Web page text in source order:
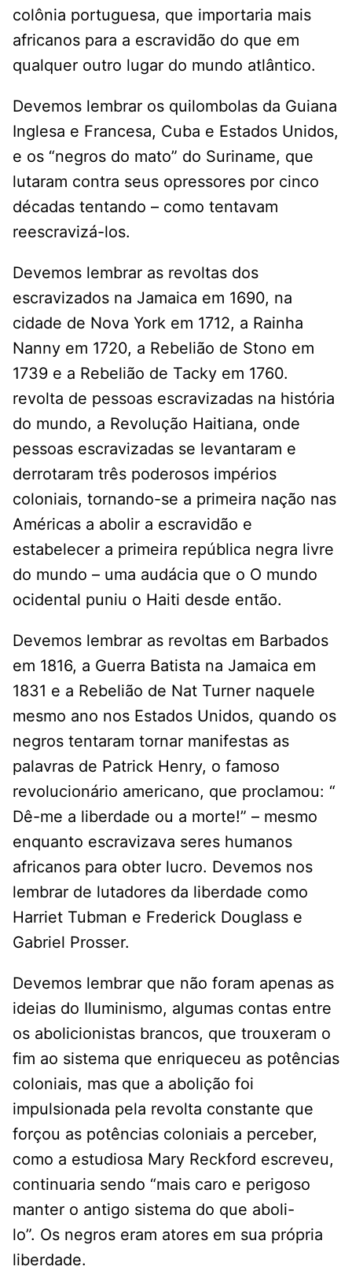
colônia portuguesa, que importaria mais
africanos para a escravidão do que em
qualquer outro lugar do mundo atlântico.
Devemos lembrar os quilombolas da Guiana
Inglesa e Francesa, Cuba e Estados Unidos,
e os “negros do mato” do Suriname, que
lutaram contra seus opressores por cinco
décadas tentando – como tentavam
reescravizá-los.
Devemos lembrar as revoltas dos
escravizados na Jamaica em 1690, na
cidade de Nova York em 1712, a Rainha
Nanny em 1720, a Rebelião de Stono em
1739 e a Rebelião de Tacky em 1760.
revolta de pessoas escravizadas na história
do mundo, a Revolução Haitiana, onde
pessoas escravizadas se levantaram e
derrotaram três poderosos impérios
coloniais, tornando-se a primeira nação nas
Américas a abolir a escravidão e
estabelecer a primeira república negra livre
do mundo – uma audácia que o O mundo
ocidental puniu o Haiti desde então.
Devemos lembrar as revoltas em Barbados
em 1816, a Guerra Batista na Jamaica em
1831 e a Rebelião de Nat Turner naquele
mesmo ano nos Estados Unidos, quando os
negros tentaram tornar manifestas as
palavras de Patrick Henry, o famoso
revolucionário americano, que proclamou: “
Dê-me a liberdade ou a morte!” – mesmo
enquanto escravizava seres humanos
africanos para obter lucro. Devemos nos
lembrar de lutadores da liberdade como
Harriet Tubman e Frederick Douglass e
Gabriel Prosser.
Devemos lembrar que não foram apenas as
ideias do Iluminismo, algumas contas entre
os abolicionistas brancos, que trouxeram o
fim ao sistema que enriqueceu as potências
coloniais, mas que a abolição foi
impulsionada pela revolta constante que
forçou as potências coloniais a perceber,
como a estudiosa Mary Reckford escreveu,
continuaria sendo “mais caro e perigoso
manter o antigo sistema do que aboli-
lo”. Os negros eram atores em sua própria
liberdade.